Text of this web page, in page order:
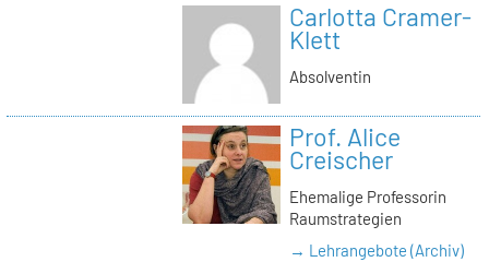
Carlotta Cramer-
Klett
Absolventin
Prof. Alice
Creischer
Ehemalige Professorin
Raumstrategien
→ Lehrangebote (Archiv)